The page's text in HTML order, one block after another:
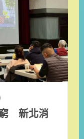
新北消